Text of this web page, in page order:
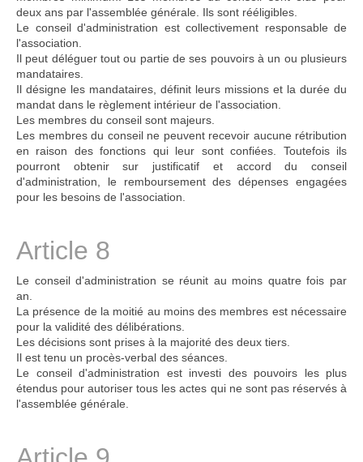
deux ans par l'assemblée générale. Ils sont rééligibles.
Le conseil d'administration est collectivement responsable de
l'association.
Il peut déléguer tout ou partie de ses pouvoirs à un ou plusieurs
mandataires.
Il désigne les mandataires, définit leurs missions et la durée du
mandat dans le règlement intérieur de l'association.
Les membres du conseil sont majeurs.
Les membres du conseil ne peuvent recevoir aucune rétribution
en raison des fonctions qui leur sont confiées. Toutefois ils
pourront obtenir sur justificatif et accord du conseil
d'administration, le remboursement des dépenses engagées
pour les besoins de l'association.
Article 8
Le conseil d'administration se réunit au moins quatre fois par
an.
La présence de la moitié au moins des membres est nécessaire
pour la validité des délibérations.
Les décisions sont prises à la majorité des deux tiers.
Il est tenu un procès-verbal des séances.
Le conseil d'administration est investi des pouvoirs les plus
étendus pour autoriser tous les actes qui ne sont pas réservés à
l'assemblée générale.